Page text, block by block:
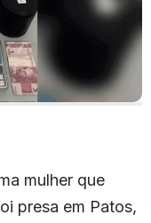
mulher que
presa em Patos,